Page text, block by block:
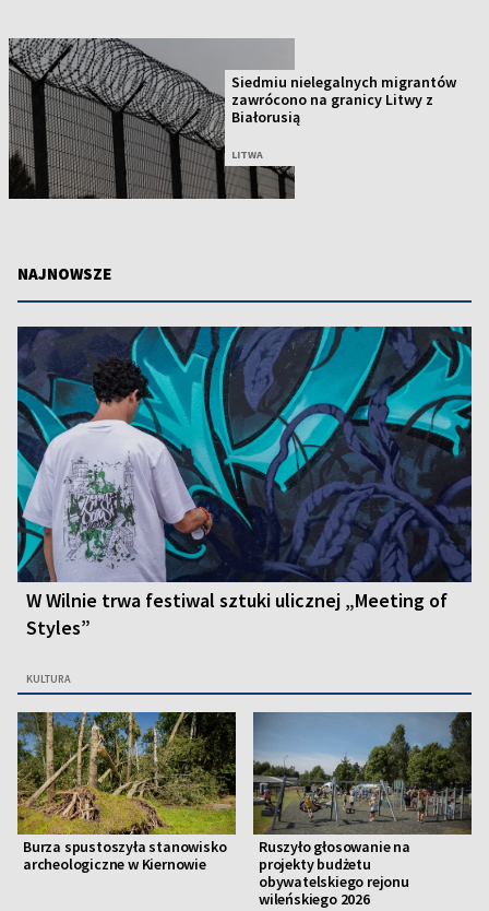
Siedmiu nielegalnych migrantów
zawrócono na granicy Litwy z
Białorusią
LITWA
NAJNOWSZE
W Wilnie trwa festiwal sztuki ulicznej „Meeting of
Styles”
KULTURA
Burza spustoszyła stanowisko
archeologiczne w Kiernowie
Ruszyło głosowanie na
projekty budżetu
obywatelskiego rejonu
wileńskiego 2026